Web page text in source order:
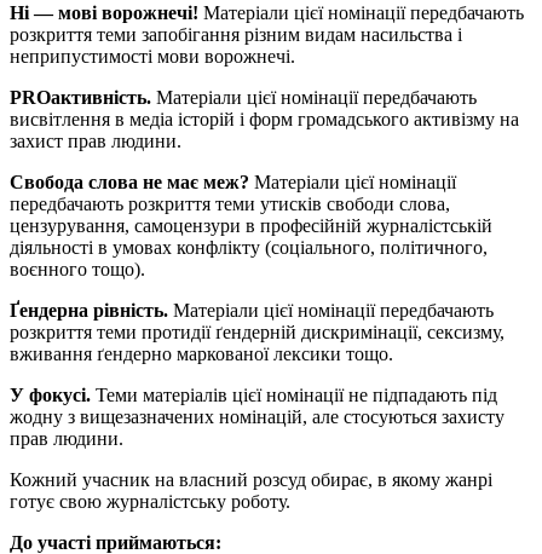
Ні — мові ворожнечі! Матеріали цієї номінації передбачають
розкриття теми запобігання різним видам насильства і
неприпустимості мови ворожнечі.
PROактивність. Матеріали цієї номінації передбачають
висвітлення в медіа історій і форм громадського активізму на
захист прав людини.
Свобода слова не має меж? Матеріали цієї номінації
передбачають розкриття теми утисків свободи слова,
цензурування, самоцензури в професійній журналістській
діяльності в умовах конфлікту (соціального, політичного,
воєнного тощо).
Ґендерна рівність. Матеріали цієї номінації передбачають
розкриття теми протидії ґендерній дискримінації, сексизму,
вживання ґендерно маркованої лексики тощо.
У фокусі. Теми матеріалів цієї номінації не підпадають під
жодну з вищезазначених номінацій, але стосуються захисту
прав людини.
Кожний учасник на власний розсуд обирає, в якому жанрі
готує свою журналістську роботу.
До участі приймаються: